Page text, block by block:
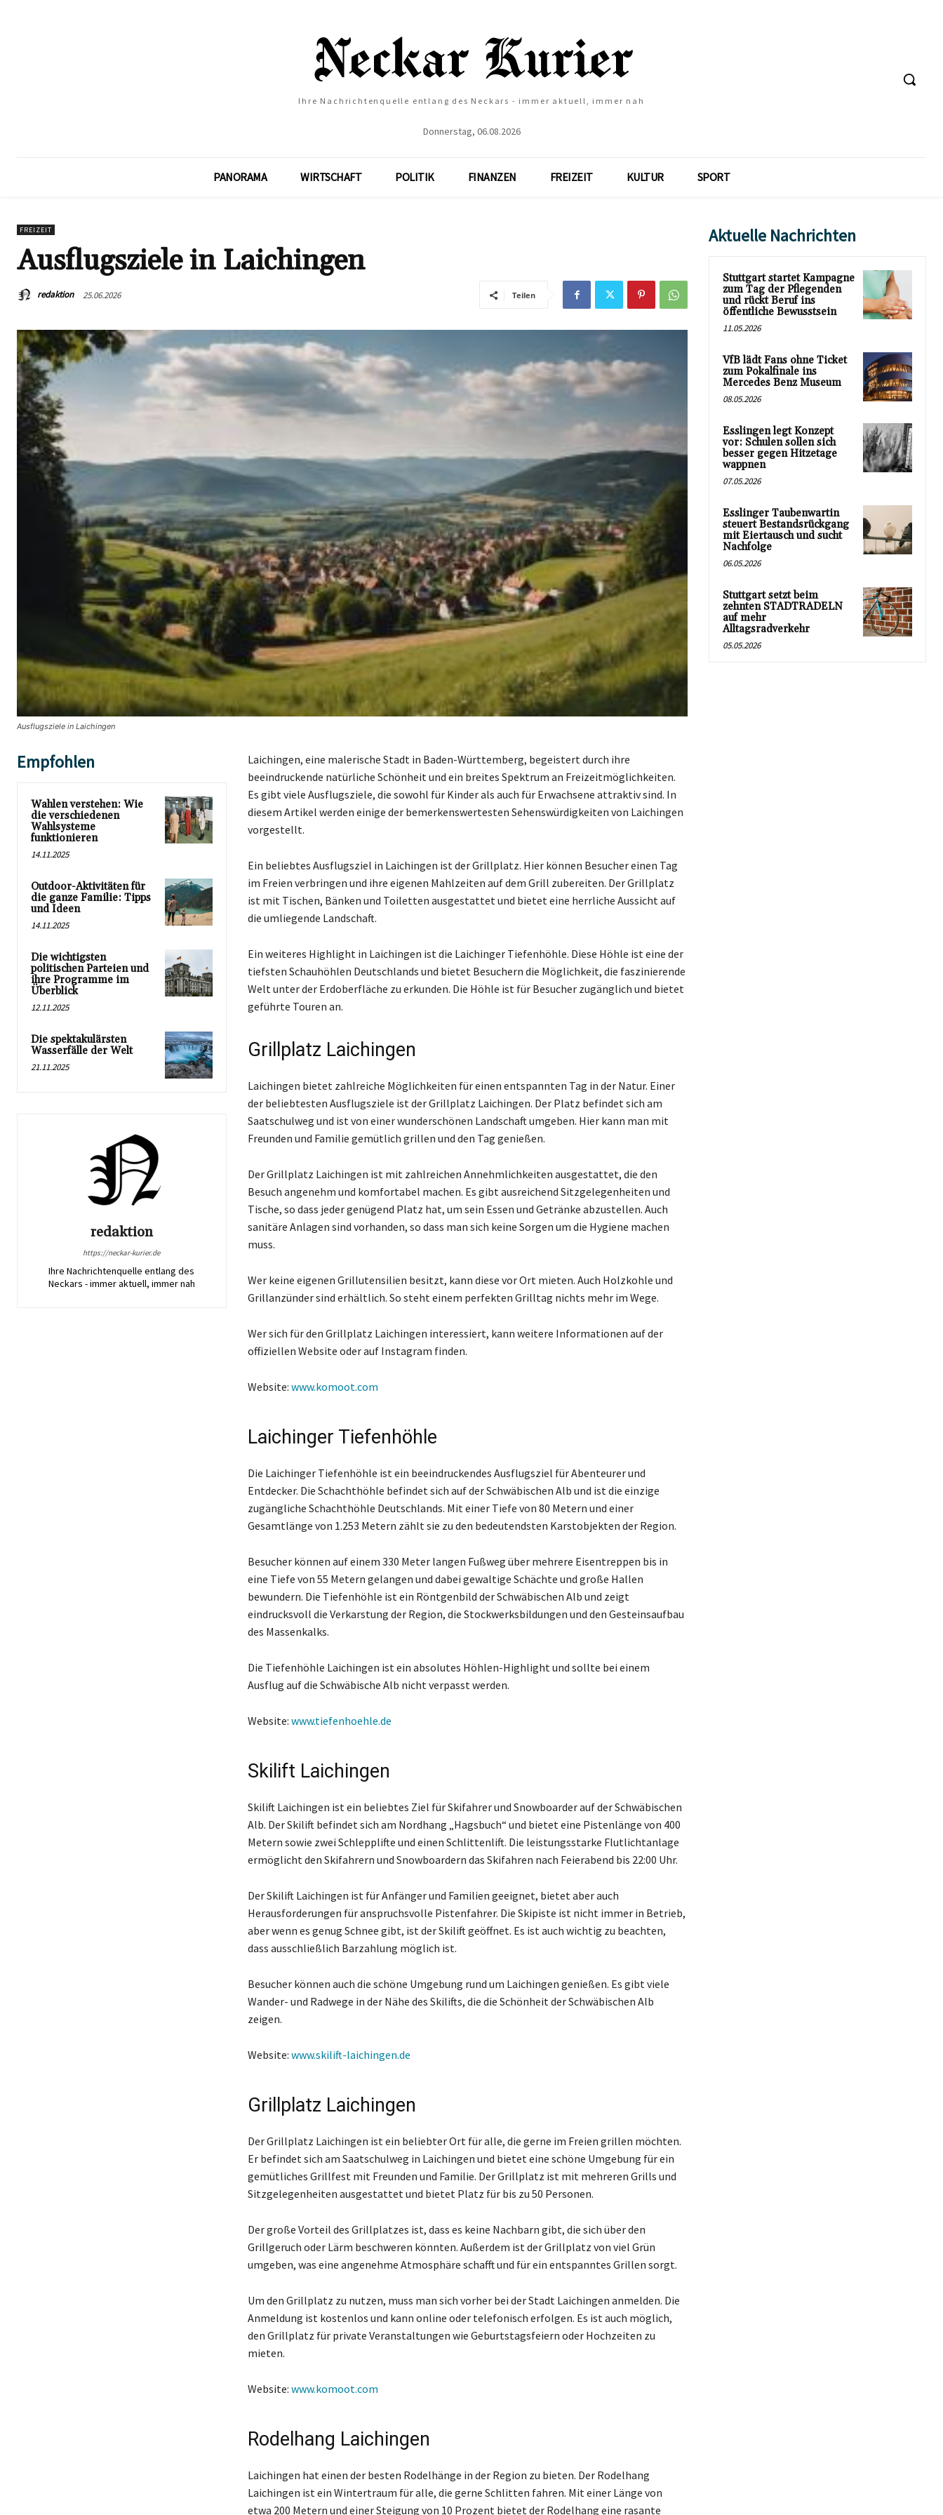
Ihre Nachrichtenquelle entlang des Neckars - immer aktuell, immer nah
Donnerstag, 06.08.2026
PANORAMA WIRTSCHAFT POLITIK FINANZEN FREIZEIT KULTUR SPORT
FREIZEIT
Ausflugsziele in Laichingen
redaktion 25.06.2026 Teilen
Ausflugsziele in Laichingen
Empfohlen
Wahlen verstehen: Wie
die verschiedenen
Wahlsysteme
funktionieren
14.11.2025
Outdoor-Aktivitäten für
die ganze Familie: Tipps
und Ideen
14.11.2025
Die wichtigsten
politischen Parteien und
ihre Programme im
Überblick
12.11.2025
Die spektakulärsten
Wasserfälle der Welt
21.11.2025
redaktion
https://neckar-kurier.de
Ihre Nachrichtenquelle entlang des
Neckars - immer aktuell, immer nah
Laichingen, eine malerische Stadt in Baden-Württemberg, begeistert durch ihre
beeindruckende natürliche Schönheit und ein breites Spektrum an Freizeitmöglichkeiten.
Es gibt viele Ausflugsziele, die sowohl für Kinder als auch für Erwachsene attraktiv sind. In
diesem Artikel werden einige der bemerkenswertesten Sehenswürdigkeiten von Laichingen
vorgestellt.
Ein beliebtes Ausflugsziel in Laichingen ist der Grillplatz. Hier können Besucher einen Tag
im Freien verbringen und ihre eigenen Mahlzeiten auf dem Grill zubereiten. Der Grillplatz
ist mit Tischen, Bänken und Toiletten ausgestattet und bietet eine herrliche Aussicht auf
die umliegende Landschaft.
Ein weiteres Highlight in Laichingen ist die Laichinger Tiefenhöhle. Diese Höhle ist eine der
tiefsten Schauhöhlen Deutschlands und bietet Besuchern die Möglichkeit, die faszinierende
Welt unter der Erdoberfläche zu erkunden. Die Höhle ist für Besucher zugänglich und bietet
geführte Touren an.
Grillplatz Laichingen
Laichingen bietet zahlreiche Möglichkeiten für einen entspannten Tag in der Natur. Einer
der beliebtesten Ausflugsziele ist der Grillplatz Laichingen. Der Platz befindet sich am
Saatschulweg und ist von einer wunderschönen Landschaft umgeben. Hier kann man mit
Freunden und Familie gemütlich grillen und den Tag genießen.
Der Grillplatz Laichingen ist mit zahlreichen Annehmlichkeiten ausgestattet, die den
Besuch angenehm und komfortabel machen. Es gibt ausreichend Sitzgelegenheiten und
Tische, so dass jeder genügend Platz hat, um sein Essen und Getränke abzustellen. Auch
sanitäre Anlagen sind vorhanden, so dass man sich keine Sorgen um die Hygiene machen
muss.
Wer keine eigenen Grillutensilien besitzt, kann diese vor Ort mieten. Auch Holzkohle und
Grillanzünder sind erhältlich. So steht einem perfekten Grilltag nichts mehr im Wege.
Wer sich für den Grillplatz Laichingen interessiert, kann weitere Informationen auf der
offiziellen Website oder auf Instagram finden.
Website: www.komoot.com
Laichinger Tiefenhöhle
Die Laichinger Tiefenhöhle ist ein beeindruckendes Ausflugsziel für Abenteurer und
Entdecker. Die Schachthöhle befindet sich auf der Schwäbischen Alb und ist die einzige
zugängliche Schachthöhle Deutschlands. Mit einer Tiefe von 80 Metern und einer
Gesamtlänge von 1.253 Metern zählt sie zu den bedeutendsten Karstobjekten der Region.
Besucher können auf einem 330 Meter langen Fußweg über mehrere Eisentreppen bis in
eine Tiefe von 55 Metern gelangen und dabei gewaltige Schächte und große Hallen
bewundern. Die Tiefenhöhle ist ein Röntgenbild der Schwäbischen Alb und zeigt
eindrucksvoll die Verkarstung der Region, die Stockwerksbildungen und den Gesteinsaufbau
des Massenkalks.
Die Tiefenhöhle Laichingen ist ein absolutes Höhlen-Highlight und sollte bei einem
Ausflug auf die Schwäbische Alb nicht verpasst werden.
Website: www.tiefenhoehle.de
Skilift Laichingen
Skilift Laichingen ist ein beliebtes Ziel für Skifahrer und Snowboarder auf der Schwäbischen
Alb. Der Skilift befindet sich am Nordhang „Hagsbuch“ und bietet eine Pistenlänge von 400
Metern sowie zwei Schlepplifte und einen Schlittenlift. Die leistungsstarke Flutlichtanlage
ermöglicht den Skifahrern und Snowboardern das Skifahren nach Feierabend bis 22:00 Uhr.
Der Skilift Laichingen ist für Anfänger und Familien geeignet, bietet aber auch
Herausforderungen für anspruchsvolle Pistenfahrer. Die Skipiste ist nicht immer in Betrieb,
aber wenn es genug Schnee gibt, ist der Skilift geöffnet. Es ist auch wichtig zu beachten,
dass ausschließlich Barzahlung möglich ist.
Besucher können auch die schöne Umgebung rund um Laichingen genießen. Es gibt viele
Wander- und Radwege in der Nähe des Skilifts, die die Schönheit der Schwäbischen Alb
zeigen.
Website: www.skilift-laichingen.de
Grillplatz Laichingen
Der Grillplatz Laichingen ist ein beliebter Ort für alle, die gerne im Freien grillen möchten.
Er befindet sich am Saatschulweg in Laichingen und bietet eine schöne Umgebung für ein
gemütliches Grillfest mit Freunden und Familie. Der Grillplatz ist mit mehreren Grills und
Sitzgelegenheiten ausgestattet und bietet Platz für bis zu 50 Personen.
Der große Vorteil des Grillplatzes ist, dass es keine Nachbarn gibt, die sich über den
Grillgeruch oder Lärm beschweren könnten. Außerdem ist der Grillplatz von viel Grün
umgeben, was eine angenehme Atmosphäre schafft und für ein entspanntes Grillen sorgt.
Um den Grillplatz zu nutzen, muss man sich vorher bei der Stadt Laichingen anmelden. Die
Anmeldung ist kostenlos und kann online oder telefonisch erfolgen. Es ist auch möglich,
den Grillplatz für private Veranstaltungen wie Geburtstagsfeiern oder Hochzeiten zu
mieten.
Website: www.komoot.com
Rodelhang Laichingen
Laichingen hat einen der besten Rodelhänge in der Region zu bieten. Der Rodelhang
Laichingen ist ein Wintertraum für alle, die gerne Schlitten fahren. Mit einer Länge von
etwa 200 Metern und einer Steigung von 10 Prozent bietet der Rodelhang eine rasante
Aktuelle Nachrichten
Stuttgart startet Kampagne
zum Tag der Pflegenden
und rückt Beruf ins
öffentliche Bewusstsein
11.05.2026
VfB lädt Fans ohne Ticket
zum Pokalfinale ins
Mercedes Benz Museum
08.05.2026
Esslingen legt Konzept
vor: Schulen sollen sich
besser gegen Hitzetage
wappnen
07.05.2026
Esslinger Taubenwartin
steuert Bestandsrückgang
mit Eiertausch und sucht
Nachfolge
06.05.2026
Stuttgart setzt beim
zehnten STADTRADELN
auf mehr
Alltagsradverkehr
05.05.2026